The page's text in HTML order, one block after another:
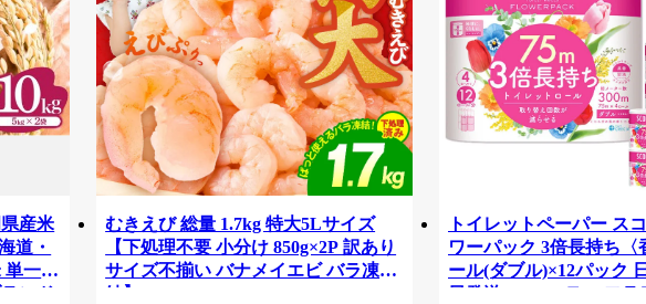
産米
道・
単一米
ンド
むきえび 総量 1.7kg 特大5Lサイズ
【下処理不要 小分け 850g×2P 訳あり
サイズ不揃い バナメイエビ バラ凍
結】 G4142
トイレットペーパー ス
ワーパック 3倍長持ち〈
ール(ダブル)×12パック
日発送 [スコッティ フラ